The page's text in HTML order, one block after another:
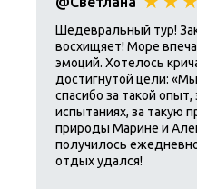
Шедевральный тур!
восхищяет! Море
эмоций. Хотелось
достигнутой цели:
спасибо за такой
испытаниях, за такую
природы Марине и
получилось
отдых удался!